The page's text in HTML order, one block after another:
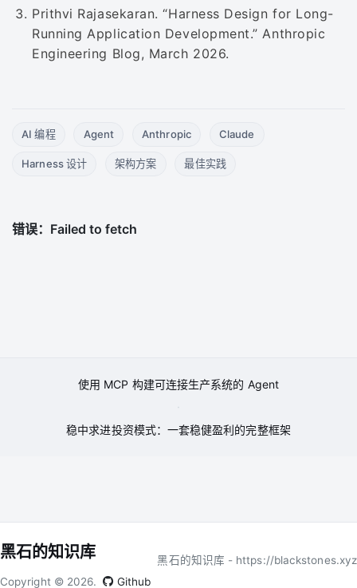
Prithvi Rajasekaran. “Harness Design for Long-
Running Application Development.” Anthropic
Engineering Blog, March 2026.
AI 编程 Agent Anthropic Claude
Harness 设计 架构方案 最佳实践
使用 MCP 构建可连接生产系统的 Agent
·
稳中求进投资模式：一套稳健盈利的完整框架
黑石的知识库
Copyright © 2026. Github
黑石的知识库 - https://blackstones.xyz